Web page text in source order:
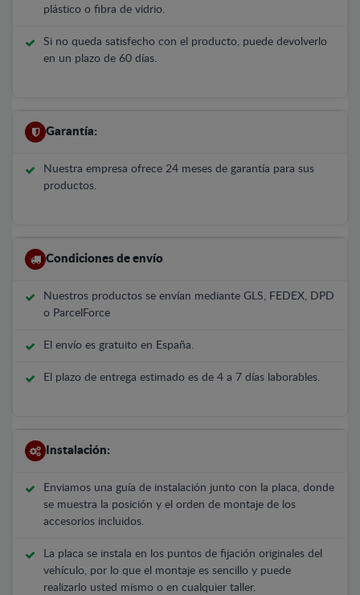
plástico o fibra de vidrio.
Si no queda satisfecho con el producto, puede devolverlo
en un plazo de 60 días.
Garantía:
Nuestra empresa ofrece 24 meses de garantía para sus
productos.
Condiciones de envío
Nuestros productos se envían mediante GLS, FEDEX, DPD
o ParcelForce
El envío es gratuito en España.
El plazo de entrega estimado es de 4 a 7 días laborables.
Instalación:
Enviamos una guía de instalación junto con la placa, donde
se muestra la posición y el orden de montaje de los
accesorios incluidos.
La placa se instala en los puntos de fijación originales del
vehículo, por lo que el montaje es sencillo y puede
realizarlo usted mismo o en cualquier taller.